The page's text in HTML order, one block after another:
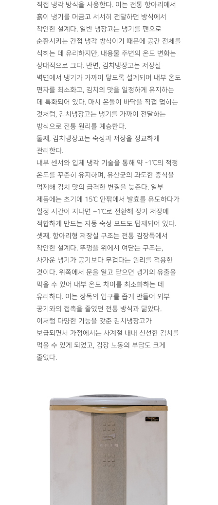
직접 냉각 방식을 사용한다. 이는 전통 항아리에서
흙이 냉기를 머금고 서서히 전달하던 방식에서
착안한 설계다. 일반 냉장고는 냉기를 팬으로
순환시키는 간접 냉각 방식이기 때문에 공간 전체를
식히는 데 유리하지만, 내용물 주변의 온도 변화는
상대적으로 크다. 반면, 김치냉장고는 저장실
벽면에서 냉기가 가까이 닿도록 설계되어 내부 온도
편차를 최소화고, 김치의 맛을 일정하게 유지하는
데 특화되어 있다. 마치 온돌이 바닥을 직접 덥히는
것처럼, 김치냉장고는 냉기를 가까이 전달하는
방식으로 전통 원리를 계승한다.
둘째, 김치냉장고는 숙성과 저장을 정교하게
관리한다.
내부 센서와 입체 냉각 기술을 통해 약 -1℃의 적정
온도를 꾸준히 유지하며, 유산균의 과도한 증식을
억제해 김치 맛의 급격한 변질을 늦춘다. 일부
제품에는 초기에 15℃ 안팎에서 발효를 유도하다가
일정 시간이 지나면 –1℃로 전환해 장기 저장에
적합하게 만드는 자동 숙성 모드도 탑재되어 있다.
셋째, 항아리형 저장실 구조는 전통 김장독에서
착안한 설계다. 뚜껑을 위에서 여닫는 구조는,
차가운 냉기가 공기보다 무겁다는 원리를 적용한
것이다. 위쪽에서 문을 열고 닫으면 냉기의 유출을
막을 수 있어 내부 온도 차이를 최소화하는 데
유리하다. 이는 장독의 입구를 좁게 만들어 외부
공기와의 접촉을 줄였던 전통 방식과 닮았다.
이처럼 다양한 기능을 갖춘 김치냉장고가
보급되면서 가정에서는 사계절 내내 신선한 김치를
먹을 수 있게 되었고, 김장 노동의 부담도 크게
줄었다.